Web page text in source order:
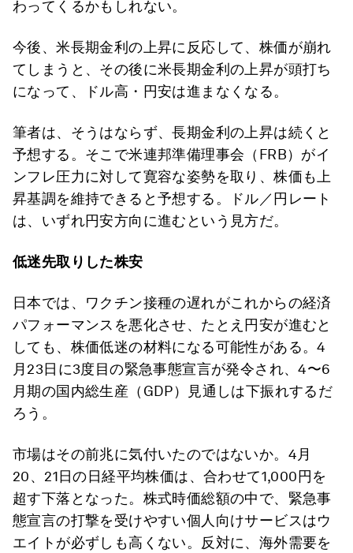
わってくるかもしれない。
今後、米長期金利の上昇に反応して、株価が崩れ
てしまうと、その後に米長期金利の上昇が頭打ち
になって、ドル高・円安は進まなくなる。
筆者は、そうはならず、長期金利の上昇は続くと
予想する。そこで米連邦準備理事会（FRB）がイ
ンフレ圧力に対して寛容な姿勢を取り、株価も上
昇基調を維持できると予想する。ドル／円レート
は、いずれ円安方向に進むという見方だ。
低迷先取りした株安
日本では、ワクチン接種の遅れがこれからの経済
パフォーマンスを悪化させ、たとえ円安が進むと
しても、株価低迷の材料になる可能性がある。4
月23日に3度目の緊急事態宣言が発令され、4〜6
月期の国内総生産（GDP）見通しは下振れするだ
ろう。
市場はその前兆に気付いたのではないか。4月
20、21日の日経平均株価は、合わせて1,000円を
超す下落となった。株式時価総額の中で、緊急事
態宣言の打撃を受けやすい個人向けサービスはウ
エイトが必ずしも高くない。反対に、海外需要を